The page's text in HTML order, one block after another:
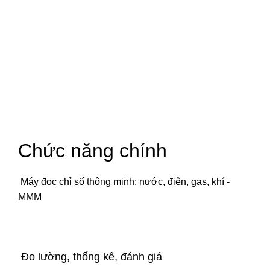
Chức năng chính
Máy đọc chỉ số thông minh: nước, điện, gas, khí -
MMM
Đo lường, thống kê, đánh giá